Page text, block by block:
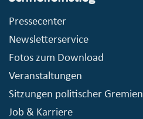
Pressecenter
Newsletterservice
Fotos zum Download
Veranstaltungen
Sitzungen politischer Gremien
Job & Karriere